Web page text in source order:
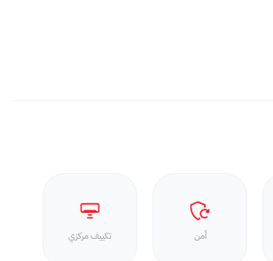
أمن تكييف مركزي